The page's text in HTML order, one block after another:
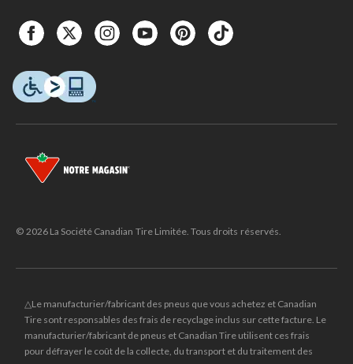
© 2026 La Société Canadian Tire Limitée. Tous droits réservés.
△Le manufacturier/fabricant des pneus que vous achetez et Canadian
Tire sont responsables des frais de recyclage inclus sur cette facture. Le
manufacturier/fabricant de pneus et Canadian Tire utilisent ces frais
pour défrayer le coût de la collecte, du transport et du traitement des